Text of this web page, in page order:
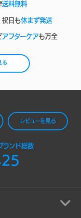
送料無料
祝日も休まず発送
アフターケアも万全
る
レビューを見る
ランド総数